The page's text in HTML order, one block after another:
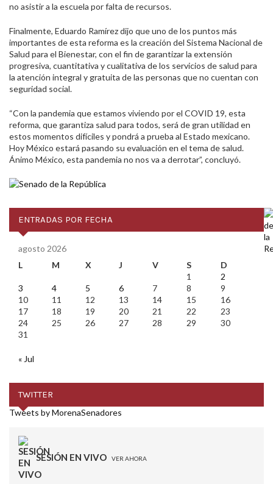
no asistir a la escuela por falta de recursos.
Finalmente, Eduardo Ramírez dijo que uno de los puntos más
importantes de esta reforma es la creación del Sistema Nacional de
Salud para el Bienestar, con el fin de garantizar la extensión
progresiva, cuantitativa y cualitativa de los servicios de salud para
la atención integral y gratuita de las personas que no cuentan con
seguridad social.
“Con la pandemia que estamos viviendo por el COVID 19, esta
reforma, que garantiza salud para todos, será de gran utilidad en
estos momentos difíciles y pondrá a prueba al Estado mexicano.
Hoy México estará pasando su evaluación en el tema de salud.
Ánimo México, esta pandemia no nos va a derrotar”, concluyó.
ENTRADAS POR FECHA
agosto 2026
L
M X J V S
D
1
2
3
4 5 6 7 8
9
10
11 12 13 14 15
16
17
18 19 20 21 22
23
24
25 26 27 28 29
30
31
« Jul
TWITTER
Tweets by MorenaSenadores
SESIÓN EN VIVO VER AHORA